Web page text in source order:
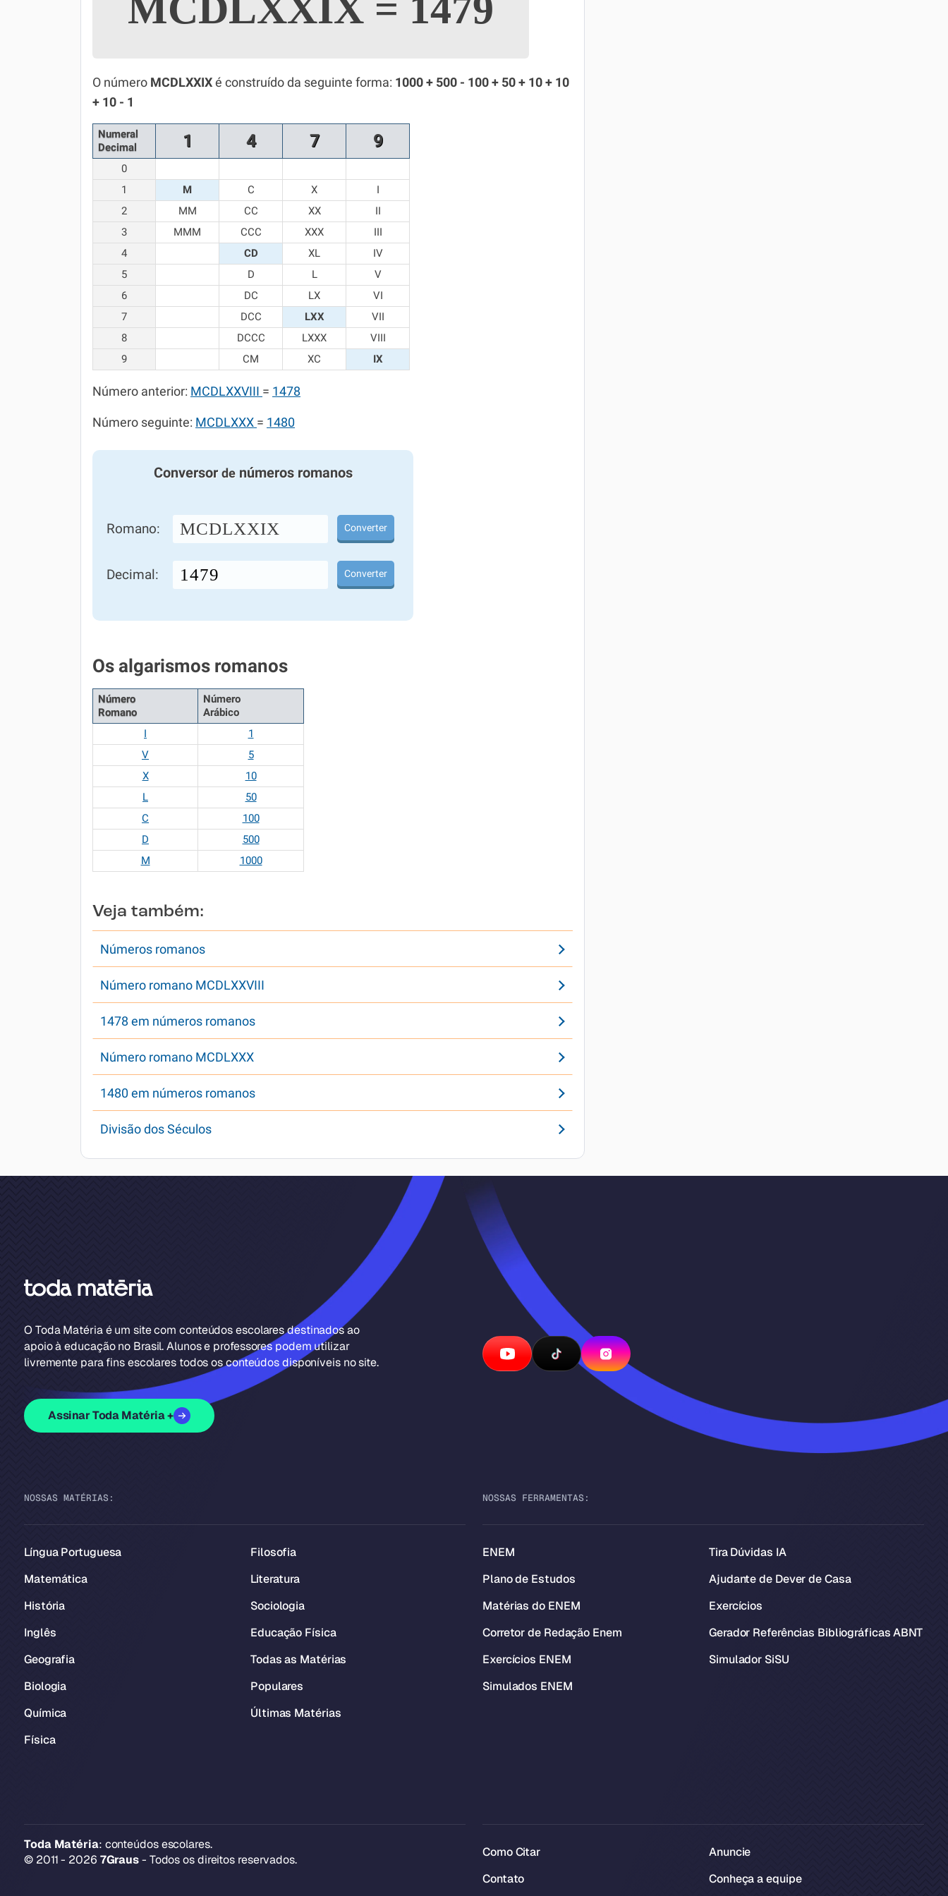
Todos os Exercícios
O número MCDLXXIX é construído da seguinte forma: 1000 + 500 - 100 + 50 + 10 + 10
+ 10 - 1
Numeral
Decimal
1 4 7 9
0
1
M C X
I
2
MM CC XX
II
3
MMM CCC XXX
III
4
CD XL
IV
5
D L
V
6
DC LX
VI
7
DCC LXX
VII
8
DCCC LXXX
VIII
9
CM XC IX
Número anterior: MCDLXXVIII = 1478
Número seguinte: MCDLXXX = 1480
Conversor denúmeros romanos
Romano: MCDLXXIX Converter
Decimal: Converter
Os algarismos romanos
Número
Romano
Número
Arábico
I
1
V
5
X
10
L
50
C
100
D
500
M
1000
Veja também:
Números romanos
Número romano MCDLXXVIII
1478 em números romanos
Número romano MCDLXXX
1480 em números romanos
Divisão dos Séculos
O Toda Matéria é um site com conteúdos escolares destinados ao
apoio à educação no Brasil. Alunos e professores podem utilizar
livremente para fins escolares todos os conteúdos disponíveis no site.
Assinar Toda Matéria +
NOSSAS MATÉRIAS:
Língua Portuguesa
Matemática
História
Inglês
Geografia
Biologia
Química
Física
Filosofia
Literatura
Sociologia
Educação Física
Todas as Matérias
Populares
Últimas Matérias
NOSSAS FERRAMENTAS:
ENEM
Plano de Estudos
Matérias do ENEM
Corretor de Redação Enem
Exercícios ENEM
Simulados ENEM
Tira Dúvidas IA
Ajudante de Dever de Casa
Exercícios
Gerador Referências Bibliográficas ABNT
Simulador SiSU
Toda Matéria: conteúdos escolares.
© 2011 - 2026 7Graus- Todos os direitos reservados.
Como Citar
Contato
Anuncie
Conheça a equipe